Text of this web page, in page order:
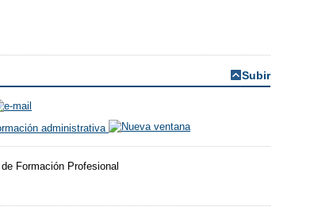
Subir
administrativa
Formación Profesional